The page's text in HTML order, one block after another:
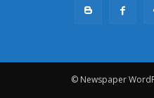
© Newspaper